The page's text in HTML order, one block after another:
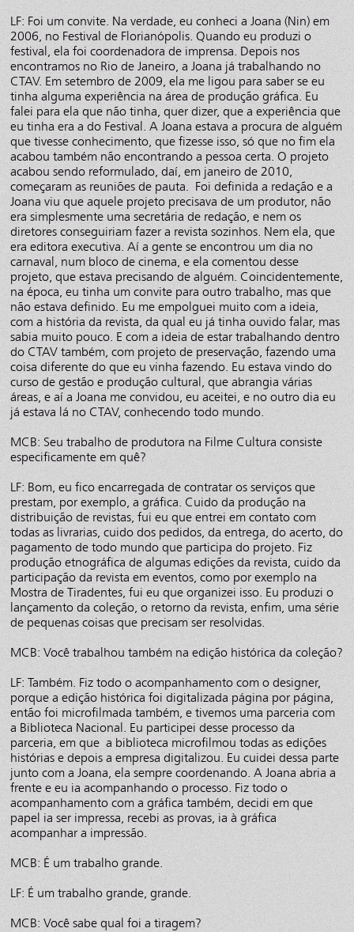
LF: Foi um convite. Na verdade, eu conheci a Joana (Nin) em
2006, no Festival de Florianópolis. Quando eu produzi o
festival, ela foi coordenadora de imprensa. Depois nos
encontramos no Rio de Janeiro, a Joana já trabalhando no
CTAV. Em setembro de 2009, ela me ligou para saber se eu
tinha alguma experiência na área de produção gráfica. Eu
falei para ela que não tinha, quer dizer, que a experiência que
eu tinha era a do Festival. A Joana estava a procura de alguém
que tivesse conhecimento, que fizesse isso, só que no fim ela
acabou também não encontrando a pessoa certa. O projeto
acabou sendo reformulado, daí, em janeiro de 2010,
começaram as reuniões de pauta. Foi definida a redação e a
Joana viu que aquele projeto precisava de um produtor, não
era simplesmente uma secretária de redação, e nem os
diretores conseguiriam fazer a revista sozinhos. Nem ela, que
era editora executiva. Aí a gente se encontrou um dia no
carnaval, num bloco de cinema, e ela comentou desse
projeto, que estava precisando de alguém. Coincidentemente,
na época, eu tinha um convite para outro trabalho, mas que
não estava definido. Eu me empolguei muito com a ideia,
com a história da revista, da qual eu já tinha ouvido falar, mas
sabia muito pouco. E com a ideia de estar trabalhando dentro
do CTAV também, com projeto de preservação, fazendo uma
coisa diferente do que eu vinha fazendo. Eu estava vindo do
curso de gestão e produção cultural, que abrangia várias
áreas, e aí a Joana me convidou, eu aceitei, e no outro dia eu
já estava lá no CTAV, conhecendo todo mundo.
MCB: Seu trabalho de produtora na Filme Cultura consiste
especificamente em quê?
LF: Bom, eu fico encarregada de contratar os serviços que
prestam, por exemplo, a gráfica. Cuido da produção na
distribuição de revistas, fui eu que entrei em contato com
todas as livrarias, cuido dos pedidos, da entrega, do acerto, do
pagamento de todo mundo que participa do projeto. Fiz
produção etnográfica de algumas edições da revista, cuido da
participação da revista em eventos, como por exemplo na
Mostra de Tiradentes, fui eu que organizei isso. Eu produzi o
lançamento da coleção, o retorno da revista, enfim, uma série
de pequenas coisas que precisam ser resolvidas.
MCB: Você trabalhou também na edição histórica da coleção?
LF: Também. Fiz todo o acompanhamento com o designer,
porque a edição histórica foi digitalizada página por página,
então foi microfilmada também, e tivemos uma parceria com
a Biblioteca Nacional. Eu participei desse processo da
parceria, em que a biblioteca microfilmou todas as edições
histórias e depois a empresa digitalizou. Eu cuidei dessa parte
junto com a Joana, ela sempre coordenando. A Joana abria a
frente e eu ia acompanhando o processo. Fiz todo o
acompanhamento com a gráfica também, decidi em que
papel ia ser impressa, recebi as provas, ia à gráfica
acompanhar a impressão.
MCB: É um trabalho grande.
LF: É um trabalho grande, grande.
MCB: Você sabe qual foi a tiragem?